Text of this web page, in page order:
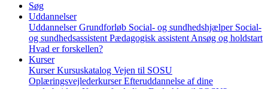
Søg
Uddannelser
UddannelserGrundforløb Social- og sundhedshjælper Social-
og sundhedsassistent Pædagogisk assistent Ansøg og holdstart
Hvad er forskellen?
Kurser
KurserKursuskatalog Vejen til SOSU
OplæringsvejlederkurserEfteruddannelse af dine